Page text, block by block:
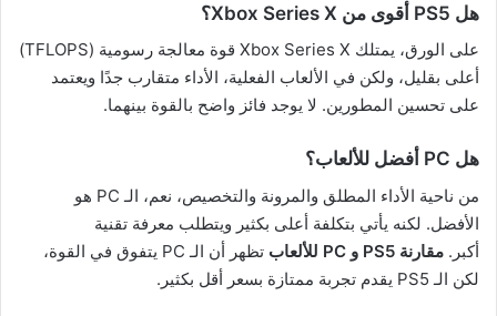
هل PS5 أقوى من Xbox Series X؟
على الورق، يمتلك Xbox Series X قوة معالجة رسومية (TFLOPS)
أعلى بقليل، ولكن في الألعاب الفعلية، الأداء متقارب جدًا ويعتمد
على تحسين المطورين. لا يوجد فائز واضح بالقوة بينهما.
هل PC أفضل للألعاب؟
من ناحية الأداء المطلق والمرونة والتخصيص، نعم، الـ PC هو
الأفضل. لكنه يأتي بتكلفة أعلى بكثير ويتطلب معرفة تقنية
أكبر. مقارنة PS5 و PC للألعاب
تظهر أن الـ PC يتفوق في القوة،
لكن الـ PS5 يقدم تجربة ممتازة بسعر أقل بكثير.